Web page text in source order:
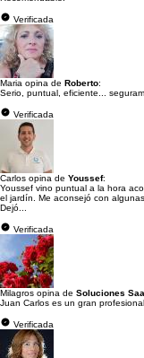
Verificada
Maria opina de Roberto:
Serio, puntual, eficiente...
Verificada
Carlos opina de Youssef:
Youssef vino puntual a la hora
el jardín. Me aconsejó con
Dejó...
Verificada
Milagros opina de Soluciones
Juan Carlos es un gran
Verificada